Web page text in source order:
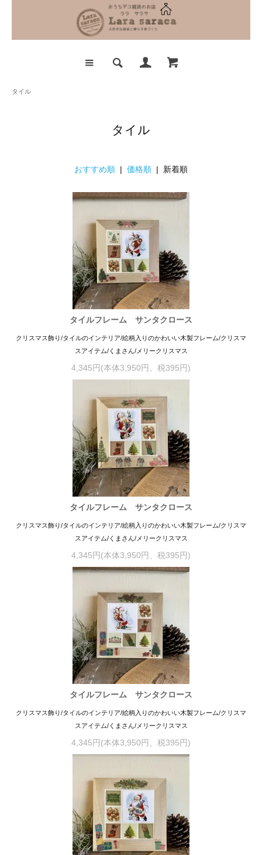
タイル
タイル
おすすめ順 | 価格順 | 新着順
タイルフレーム サンタクロース
クリスマス飾り/タイルのインテリア/絵柄入りのかわいい木製フレーム/クリスマ
スアイテム/くまさん/メリークリスマス
4,345円(本体3,950円、税395円)
タイルフレーム サンタクロース
クリスマス飾り/タイルのインテリア/絵柄入りのかわいい木製フレーム/クリスマ
スアイテム/くまさん/メリークリスマス
4,345円(本体3,950円、税395円)
タイルフレーム サンタクロース
クリスマス飾り/タイルのインテリア/絵柄入りのかわいい木製フレーム/クリスマ
スアイテム/くまさん/メリークリスマス
4,345円(本体3,950円、税395円)